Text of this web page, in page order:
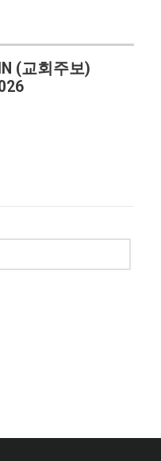
(교회주보)